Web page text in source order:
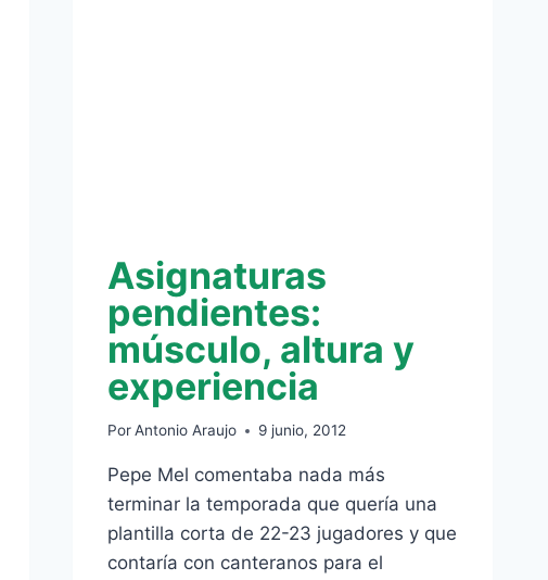
Asignaturas
pendientes:
músculo, altura y
experiencia
Por Antonio Araujo 9 junio, 2012
Pepe Mel comentaba nada más
terminar la temporada que quería una
plantilla corta de 22-23 jugadores y que
contaría con canteranos para el